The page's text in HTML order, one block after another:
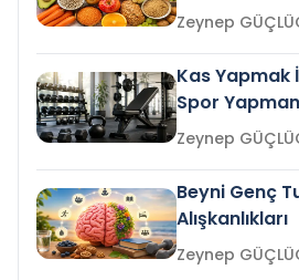
Zeynep
Kas Yapmak
Spor
Zeynep
Beyni Genç
Alışkanlıkları
Zeynep